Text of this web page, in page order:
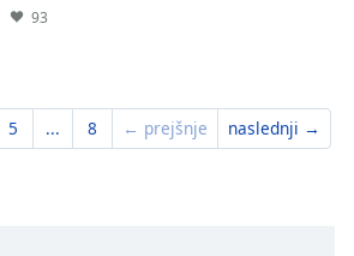
93
5 ... 8 ← prejšnje naslednji →